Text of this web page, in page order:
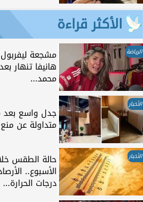
الأكثر قراءة
الرياضة مشجعة
هانيفا تنهار
محمد...
الأخبار
جدل واسع بعد
متداولة عن
الأخبار حالة الطقس
الأسبوع..
درجات الحرارة...